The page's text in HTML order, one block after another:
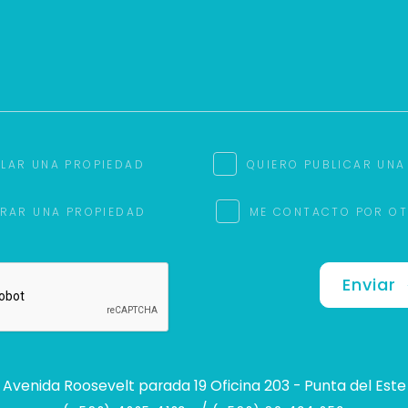
UNA PROPIEDAD QUIERO PUBLICAR
UNA PROPIEDAD ME CONTACTO POR
Enviar
Avenida Roosevelt parada 19 Oficina 203 - Punta del Este